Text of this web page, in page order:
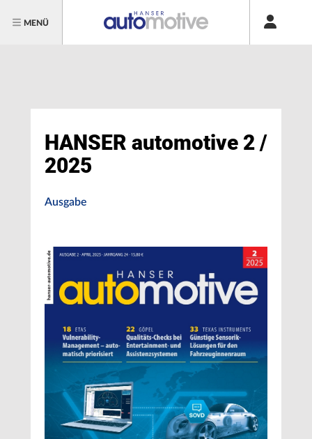
MENÜ
HANSER automotive 2 /
2025
Ausgabe